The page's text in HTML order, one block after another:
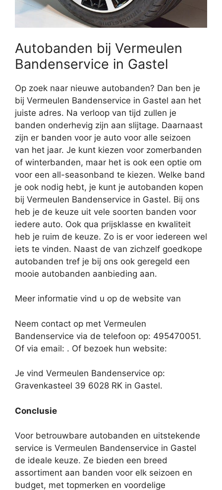
Autobanden bij Vermeulen
Bandenservice in Gastel
Op zoek naar nieuwe autobanden? Dan ben je
bij Vermeulen Bandenservice in Gastel aan het
juiste adres. Na verloop van tijd zullen je
banden onderhevig zijn aan slijtage. Daarnaast
zijn er banden voor je auto voor alle seizoen
van het jaar. Je kunt kiezen voor zomerbanden
of winterbanden, maar het is ook een optie om
voor een all-seasonband te kiezen. Welke band
je ook nodig hebt, je kunt je autobanden kopen
bij Vermeulen Bandenservice in Gastel. Bij ons
heb je de keuze uit vele soorten banden voor
iedere auto. Ook qua prijsklasse en kwaliteit
heb je ruim de keuze. Zo is er voor iedereen wel
iets te vinden. Naast de van zichzelf goedkope
autobanden tref je bij ons ook geregeld een
mooie autobanden aanbieding aan.
Meer informatie vind u op de website van
Neem contact op met Vermeulen
Bandenservice via de telefoon op: 495470051.
Of via email: . Of bezoek hun website:
Je vind Vermeulen Bandenservice op:
Gravenkasteel 39 6028 RK in Gastel.
Conclusie
Voor betrouwbare autobanden en uitstekende
service is Vermeulen Bandenservice in Gastel
de ideale keuze. Ze bieden een breed
assortiment aan banden voor elk seizoen en
budget, met topmerken en voordelige